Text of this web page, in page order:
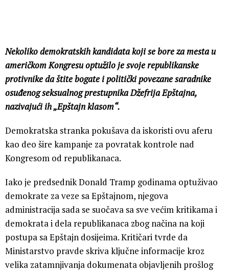
Nekoliko demokratskih kandidata koji se bore za mesta u
američkom Kongresu optužilo je svoje republikanske
protivnike da štite bogate i politički povezane saradnike
osuđenog seksualnog prestupnika Džefrija Epštajna,
nazivajući ih „Epštajn klasom“.
Demokratska stranka pokušava da iskoristi ovu aferu
kao deo šire kampanje za povratak kontrole nad
Kongresom od republikanaca.
Iako je predsednik Donald Tramp godinama optuživao
demokrate za veze sa Epštajnom, njegova
administracija sada se suočava sa sve većim kritikama i
demokrata i dela republikanaca zbog načina na koji
postupa sa Epštajn dosijeima. Kritičari tvrde da
Ministarstvo pravde skriva ključne informacije kroz
velika zatamnjivanja dokumenata objavljenih prošlog